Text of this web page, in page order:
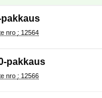
pakkaus
Tuote nro : 12564
pakkaus
Tuote nro : 12566